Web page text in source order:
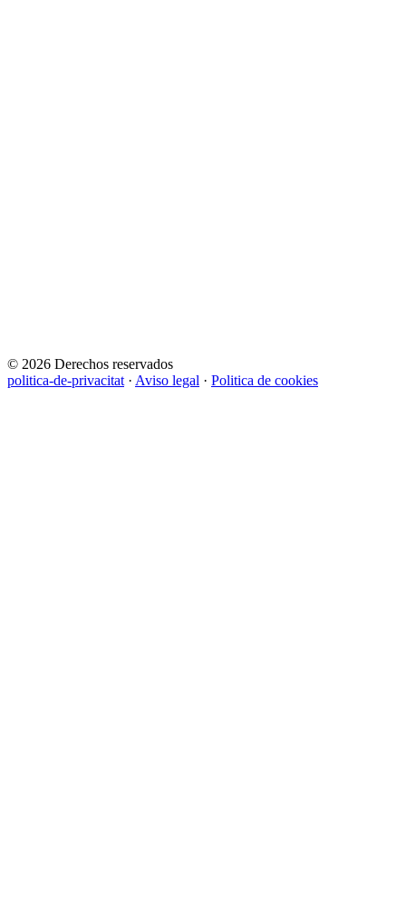
© 2026 Derechos reservados
politica-de-privacitat · Aviso legal · Politica de cookies